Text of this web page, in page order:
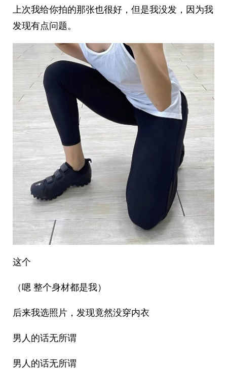
上次我给你拍的那张也很好，但是我没发，因为我
发现有点问题。
这个
（嗯 整个身材都是我）
后来我选照片，发现竟然没穿内衣
男人的话无所谓
男人的话无所谓